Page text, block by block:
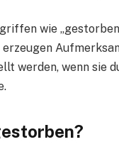
wie
werden, wenn sie